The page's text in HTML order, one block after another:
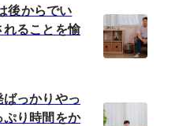
後からでい
ることを愉
っかりやっ
り時間をか